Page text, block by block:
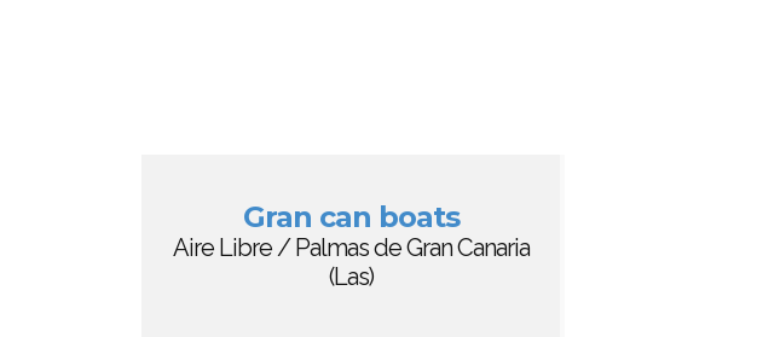
Gran can boats
Aire Libre / Palmas de Gran Canaria
(Las)